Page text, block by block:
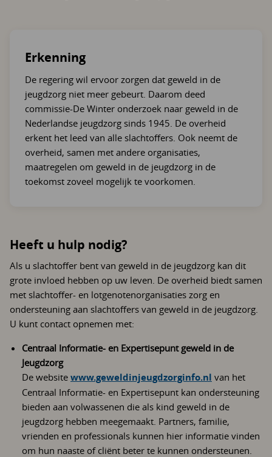
Erkenning
De regering wil ervoor zorgen dat geweld in de
jeugdzorg niet meer gebeurt. Daarom deed
commissie-De Winter onderzoek naar geweld in de
Nederlandse jeugdzorg sinds 1945. De overheid
erkent het leed van alle slachtoffers. Ook neemt de
overheid, samen met andere organisaties,
maatregelen om geweld in de jeugdzorg in de
toekomst zoveel mogelijk te voorkomen.
Heeft u hulp nodig?
Als u slachtoffer bent van geweld in de jeugdzorg kan dit
grote invloed hebben op uw leven. De overheid biedt samen
met slachtoffer- en lotgenotenorganisaties zorg en
ondersteuning aan slachtoffers van geweld in de jeugdzorg.
U kunt contact opnemen met:
Centraal Informatie- en Expertisepunt geweld in de
Jeugdzorg
De website www.geweldinjeugdzorginfo.nl van het
Centraal Informatie- en Expertisepunt kan ondersteuning
bieden aan volwassenen die als kind geweld in de
jeugdzorg hebben meegemaakt. Partners, familie,
vrienden en professionals kunnen hier informatie vinden
om hun naaste of cliënt beter te kunnen ondersteunen.